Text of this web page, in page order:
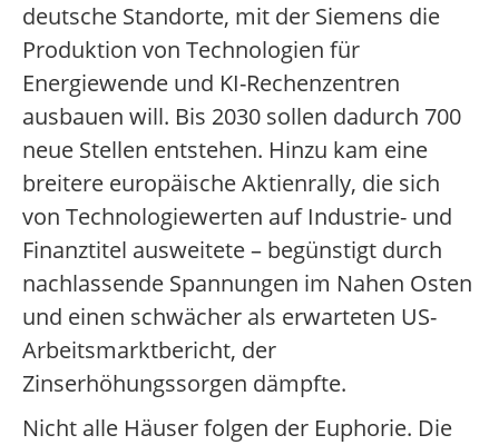
deutsche Standorte, mit der Siemens die
Produktion von Technologien für
Energiewende und KI-Rechenzentren
ausbauen will. Bis 2030 sollen dadurch 700
neue Stellen entstehen. Hinzu kam eine
breitere europäische Aktienrally, die sich
von Technologiewerten auf Industrie- und
Finanztitel ausweitete – begünstigt durch
nachlassende Spannungen im Nahen Osten
und einen schwächer als erwarteten US-
Arbeitsmarktbericht, der
Zinserhöhungssorgen dämpfte.
Nicht alle Häuser folgen der Euphorie. Die